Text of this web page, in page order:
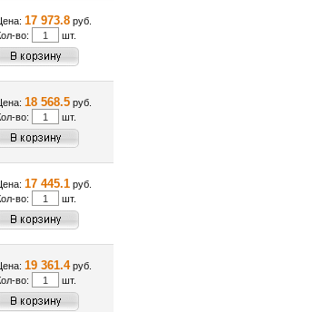
17 973.8руб.
во:
шт.
18 568.5руб.
во:
шт.
17 445.1руб.
во:
шт.
19 361.4руб.
во:
шт.